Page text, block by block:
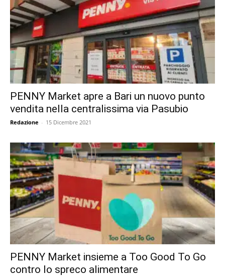
PENNY Market apre a Bari un nuovo punto
vendita nella centralissima via Pasubio
Redazione - 15 Dicembre 2021
PENNY Market insieme a Too Good To Go
contro lo spreco alimentare